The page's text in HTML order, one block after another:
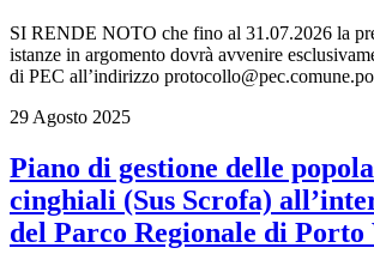
SI RENDE NOTO che fino al 31.07.2026 la
istanze in argomento dovrà avvenire
di PEC all’indirizzo
29 Agosto 2025
Piano di gestione delle
cinghiali (Sus Scrofa)
del Parco Regionale di Porto